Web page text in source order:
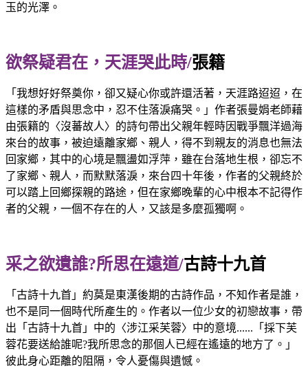
玉的光澤。
欲祭疑君在，天涯哭此時/張籍
「我想好好祭奠你，卻又疑心你或許還活著，天涯路迢迢，在
這樣的矛盾與思念中，忍不住落淚痛哭。」作者張曼娟老師藉
由張籍的〈沒蕃故人〉的詩句帶出父親年輕時因戰爭飄洋過海
來台的故事，被迫遠離家鄉、親人，得不到親友的消息也無法
回家鄉，其中的心境是飄盪如浮萍，雖在台落地生根，卻忘不
了家鄉、親人，而默默落淚，來台四十年後，作者的父親終於
可以踏上回鄉探親的路途，但在家鄉晚輩的心中根本不記得作
者的父親，一個不存在的人，又該是多麼孤獨啊。
采之欲遺誰?所思在遠道/古詩十九首
「古詩十九首」約莫是東漢後期的古詩作品，不知作者是誰，
也不是同一個時代所產生的。作者以一位少女的初戀故事，帶
出「古詩十九首」中的〈涉江采芙蓉〉中的意境......「採下芙
蓉花要送給誰呢?我所思念的那個人已經在遙遠的地方了。」
彼此身心距離的阻隔，令人憂傷與遺憾。